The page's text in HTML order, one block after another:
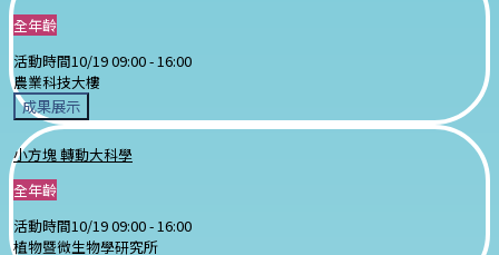
全年齡
活動時間10/19 09:00 -16:00
農業科技大樓
成果展示
小方塊 轉動大科學
全年齡
活動時間10/19 09:00 - 16:00
植物暨微生物學研究所